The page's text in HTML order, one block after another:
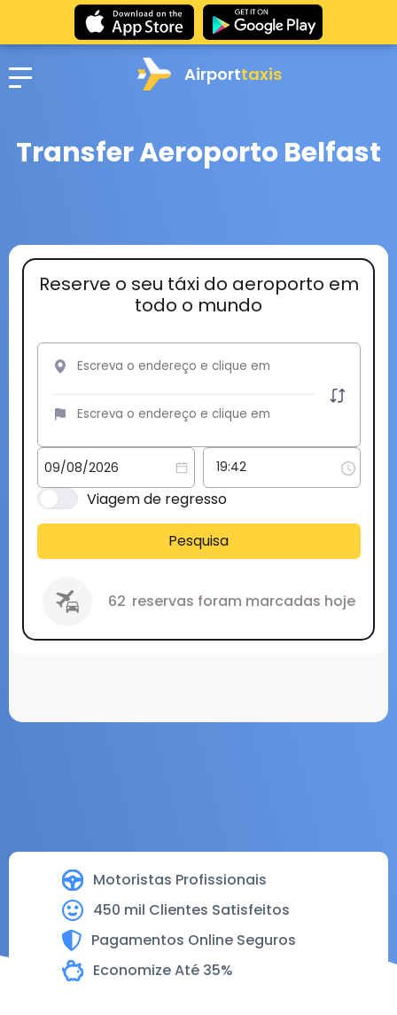
Airporttaxis
Transfer Aeroporto Belfast
Motoristas Profissionais
450 mil Clientes Satisfeitos
Pagamentos Online Seguros
Economize Até 35%
Reserve o seu táxi do aeroporto em
todo o mundo
Viagem de regresso
Pesquisa
62 reservas foram marcadas hoje